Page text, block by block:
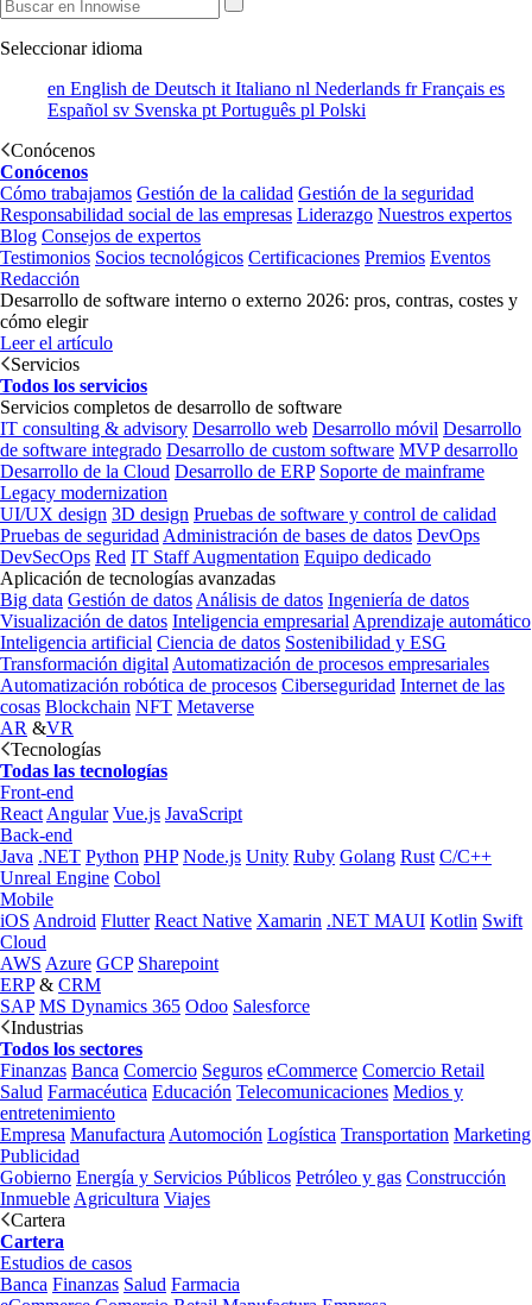
Seleccionar idioma
en English de Deutsch it Italiano nl Nederlands frFrançais es
Español sv Svenska pt Português pl Polski
Conócenos
Conócenos
Cómo trabajamos Gestión de la calidad Gestión de la seguridad
Responsabilidad social de las empresas Liderazgo Nuestros expertos
Blog Consejos de expertos
Testimonios Socios tecnológicos Certificaciones Premios Eventos
Redacción
Desarrollo de software interno o externo 2026: pros, contras, costes y
cómo elegir
Leer el artículo
Servicios
Todos los servicios
Servicios completos de desarrollo de software
IT consulting & advisory Desarrollo web Desarrollo móvil Desarrollo
de software integrado Desarrollo de custom software MVP desarrollo
Desarrollo de la Cloud Desarrollo de ERP Soporte de mainframe
Legacy modernization
UI/UX design 3D design Pruebas de software y control de calidad
Pruebas de seguridad Administración de bases de datos DevOps
DevSecOps Red IT Staff Augmentation Equipo dedicado
Aplicación de tecnologías avanzadas
Big data Gestión de datos Análisis de datos Ingeniería de datos
Visualización de datos Inteligencia empresarial Aprendizaje automático
Inteligencia artificial Ciencia de datos Sostenibilidad y ESG
Transformación digital Automatización de procesos empresariales
Automatización robótica de procesos Ciberseguridad Internet de las
cosas Blockchain NFT Metaverse
AR &VR
Tecnologías
Todas las tecnologías
Front-end
React Angular Vue.js JavaScript
Back-end
Java .NET Python PHP Node.js Unity Ruby Golang Rust C/C++
Unreal Engine Cobol
Mobile
iOS Android Flutter React Native Xamarin .NET MAUI Kotlin Swift
Cloud
AWS Azure GCP Sharepoint
ERP& CRM
SAP MS Dynamics 365 Odoo Salesforce
Industrias
Todos los sectores
Finanzas Banca Comercio Seguros eCommerce Comercio Retail
Salud Farmacéutica Educación Telecomunicaciones Medios y
entretenimiento
Empresa Manufactura Automoción Logística Transportation Marketing
Publicidad
Gobierno Energía y Servicios Públicos Petróleo y gas Construcción
Inmueble Agricultura Viajes
Cartera
Cartera
Estudios de casos
Banca Finanzas Salud Farmacia